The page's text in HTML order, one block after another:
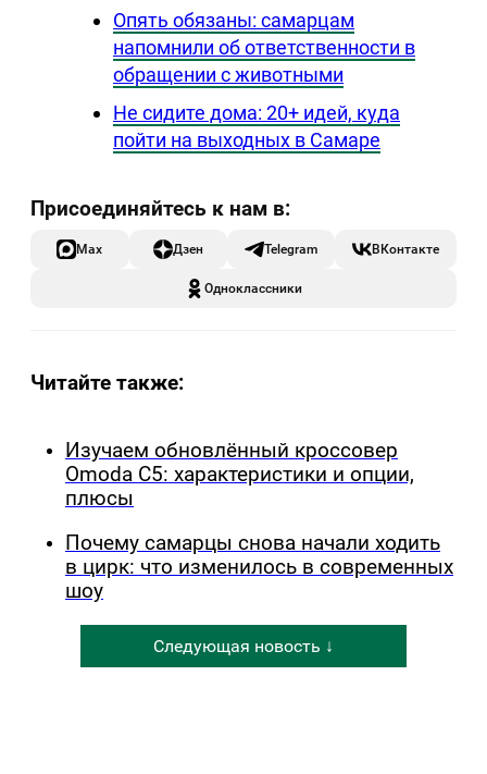
Опять обязаны: самарцам
напомнили об ответственности в
обращении с животными
Не сидите дома: 20+ идей, куда
пойти на выходных в Самаре
Max Дзен Telegram ВКонтакте
Одноклассники
Читайте также:
Изучаем обновлённый кроссовер
Omoda C5: характеристики и опции,
плюсы
Почему самарцы снова начали ходить
в цирк: что изменилось в современных
шоу
Следующая новость ↓